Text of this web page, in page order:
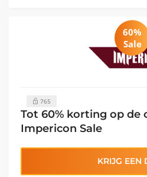
60%
Sale
765
Tot 60% korting op de
Impericon Sale
KRIJG EEN